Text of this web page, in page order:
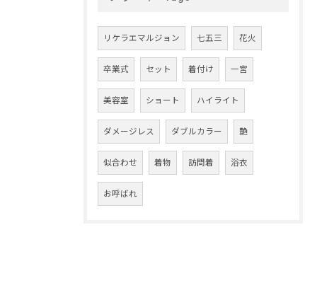
リケラエマルジョン 七五三 花火
卒業式 セット 着付け 一宮
美容室 ショート ハイライト
ダメージレス ダブルカラー 艶
似合わせ 着物 訪問着 浴衣
お呼ばれ